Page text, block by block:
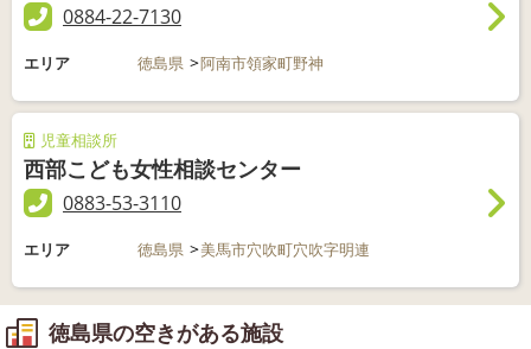
0884-22-7130
エリア 徳島県 阿南市領家町野神
児童相談所
西部こども女性相談センター
0883-53-3110
エリア 徳島県 美馬市穴吹町穴吹字明連
徳島県の空きがある施設